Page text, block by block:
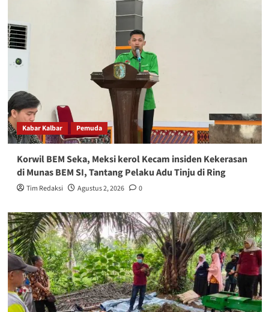
Kabar Kalbar Pemuda
Korwil BEM Seka, Meksi kerol Kecam insiden Kekerasan
di Munas BEM SI, Tantang Pelaku Adu Tinju di Ring
Tim Redaksi Agustus 2, 2026 0